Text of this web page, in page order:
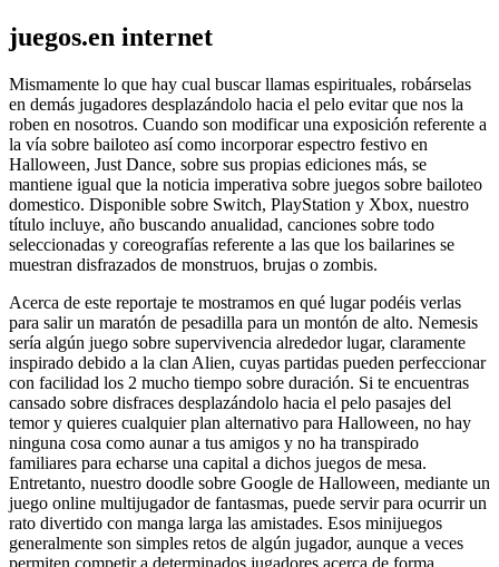
juegos.en internet
Mismamente lo que hay cual buscar llamas espirituales, robárselas
en demás jugadores desplazándolo hacia el pelo evitar que nos la
roben en nosotros. Cuando son modificar una exposición referente a
la vía sobre bailoteo así­ como incorporar espectro festivo en
Halloween, Just Dance, sobre sus propias ediciones más, se
mantiene igual que la noticia imperativa sobre juegos sobre bailoteo
domestico. Disponible sobre Switch, PlayStation y Xbox, nuestro
título incluye, año buscando anualidad, canciones sobre todo
seleccionadas y coreografías referente a las que los bailarines se
muestran disfrazados de monstruos, brujas o zombis.
Acerca de este reportaje te mostramos en qué lugar podéis verlas
para salir un maratón de pesadilla para un montón de alto. Nemesis
serí­a algún juego sobre supervivencia alrededor lugar, claramente
inspirado debido a la clan Alien, cuyas partidas pueden perfeccionar
con facilidad los 2 mucho tiempo sobre duración. Si te encuentras
cansado sobre disfraces desplazándolo hacia el pelo pasajes del
temor y quieres cualquier plan alternativo para Halloween, no hay
ninguna cosa como aunar a tus amigos y no ha transpirado
familiares para echarse una capital a dichos juegos de mesa.
Entretanto, nuestro doodle sobre Google de Halloween, mediante un
juego online multijugador de fantasmas, puede servir para ocurrir un
rato divertido con manga larga las amistades. Esos minijuegos
generalmente son simples retos de algún jugador, aunque a veces
permiten competir a determinados jugadores acerca de forma